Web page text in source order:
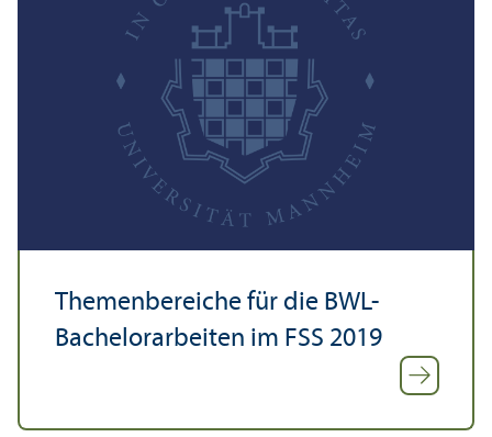
Themen­bereiche für die BWL-
Bachelor­arbeiten im FSS 2019